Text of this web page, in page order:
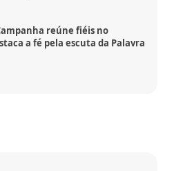
reúne fiéis no
a fé pela escuta da Palavra